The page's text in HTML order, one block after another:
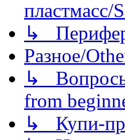
пластмасс/
↳
Разное/
↳ Вопросы
from
↳ Купи-